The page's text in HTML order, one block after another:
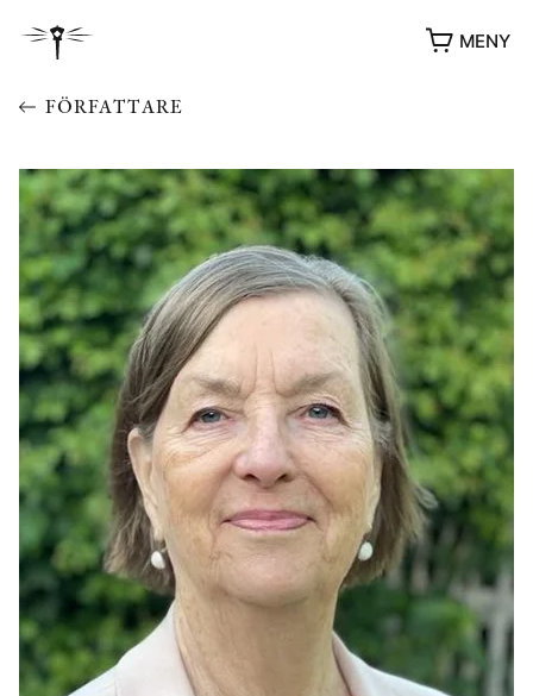
MENY
YUKIKO OCH PATRIK MÖTER
STOLPE STORIES
VIDEOGALLERI
UTMÄRKELSER
ÖVRIGA FORMAT
KONTAKT
PRESSKONTAKT
FÖRFATTARE